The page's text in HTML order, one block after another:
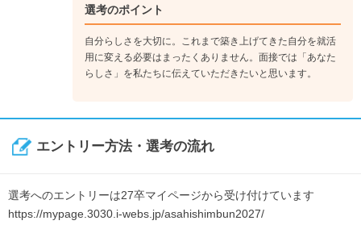
選考のポイント
自分らしさを大切に。これまで築き上げてきた自分を就活
用に変える必要はまったくありません。面接では「あなた
らしさ」を私たちに伝えていただきたいと思います。
エントリー方法・選考の流れ
選考へのエントリーは27卒マイページから受け付けています
https://mypage.3030.i-webs.jp/asahishimbun2027/